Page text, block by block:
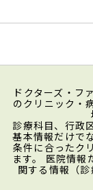
ドクターズ・フ
のクリニック・
診療科目、行政
基本情報だけで
条件に合ったク
ます。 医院情報
関する情報（